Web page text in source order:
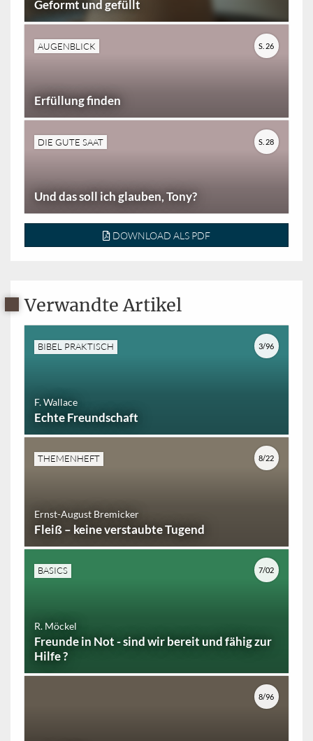
Geformt und gefüllt
AUGENBLICK
Erfüllung finden
S. 26
DIE GUTE SAAT
Und das soll ich glauben, Tony?
S. 28
DOWNLOAD ALS PDF
Verwandte Artikel
BIBEL PRAKTISCH
F. Wallace
Echte Freundschaft
3/96
THEMENHEFT
Ernst-August Bremicker
Fleiß – keine verstaubte Tugend
8/22
BASICS
R. Möckel
Freunde in Not - sind wir bereit und fähig zur
Hilfe ?
7/02
8/96